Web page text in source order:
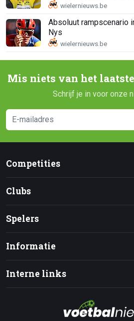
Absoluut rampscenario
Nys
Mis niets van het
Schrijf je in voor onze
Competities
Clubs
Spelers
Informatie
Interne links